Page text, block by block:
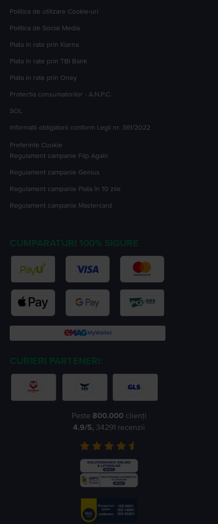
Politica de utilizare Cookie-uri
Politica de Social Media
Plata in rate prin Klarna
Plata in rate prin TBI Bank
Plata in rate prin Oney
Protectia consumatorilor - A.N.P.C.
SOL
Informatii obligatorii conform Legii nr. 361/2022
Preferinte Cookie
Regulament campanie Flip Again
Regulament campanie Genius
Regulament campanie Plata în 10 zile
Regulament campanie Mastercard
CUMPARATURI 100% SIGURE
CURIERI PARTENERI:
Peste 800.000 clienți
4.9/5, 34291 recenzii